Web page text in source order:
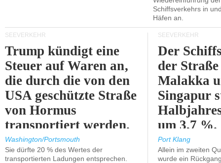
Schiffsverkehrs in
Häfen an.
SEEVERKEHR
Trump kündigt eine
Steuer auf Waren an,
die durch die von den
USA geschützte Straße
von Hormus
transportiert werden.
Washington/Portsmouth
Sie dürfte 20 % des Wertes der
transportierten Ladungen entsprechen.
SEEVERKEHR
Der
der
Malakka
Singapur
um 3,7 %.
Port Klang
Allein im zweiten
wurde ein